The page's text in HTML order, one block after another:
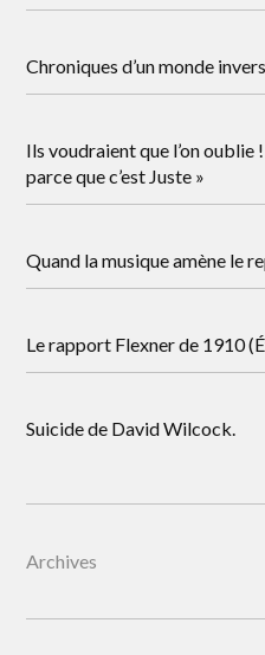
Chroniques d’un monde
Ils voudraient que l’on oublie
parce que c’est Juste »
Quand la musique amène le
Le rapport Flexner de 1910
Suicide de David Wilcock.
Archives